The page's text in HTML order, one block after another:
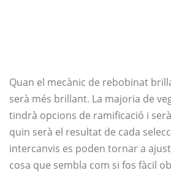
Quan el mecànic de rebobinat
serà més brillant. La majoria de
tindrà opcions de ramificació i
quin serà el resultat de cada
intercanvis es poden tornar a
cosa que sembla com si fos fàcil